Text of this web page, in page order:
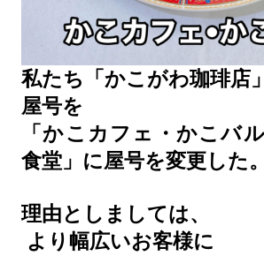
私たち「かこがわ珈琲店
屋号を
「かこカフェ・かこバ
食堂」に屋号を変更した。
理由としましては、
より幅広いお客様に